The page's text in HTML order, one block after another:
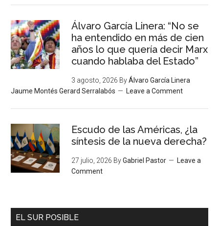
Álvaro García Linera: “No se
ha entendido en más de cien
años lo que quería decir Marx
cuando hablaba del Estado”
3 agosto, 2026 ByÁlvaro García Linera
Jaume Montés Gerard Serralabós
Leave a Comment
Escudo de las Américas, ¿la
síntesis de la nueva derecha?
27 julio, 2026 ByGabriel Pastor
Leave a
Comment
EL SUR POSIBLE